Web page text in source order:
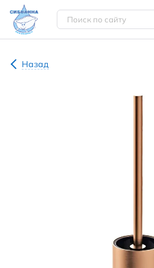
Назад